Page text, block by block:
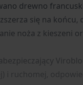
drewno
się na
noża z kieszeni